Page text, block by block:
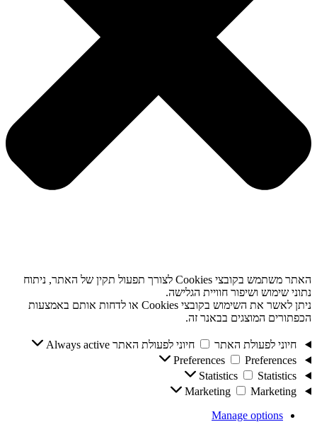
האתר משתמש בקובצי Cookies לצורך תפעול תקין של האתר, ניתוח
נתוני שימוש ושיפור חוויית הגלישה.
ניתן לאשר את השימוש בקובצי Cookies או לדחות אותם באמצעות
הכפתורים המוצגים בבאנר זה.
חיוני לפעולת האתר חיוני לפעולת האתר Always active
Preferences
Preferences
Statistics
Statistics
Marketing
Marketing
Manage options